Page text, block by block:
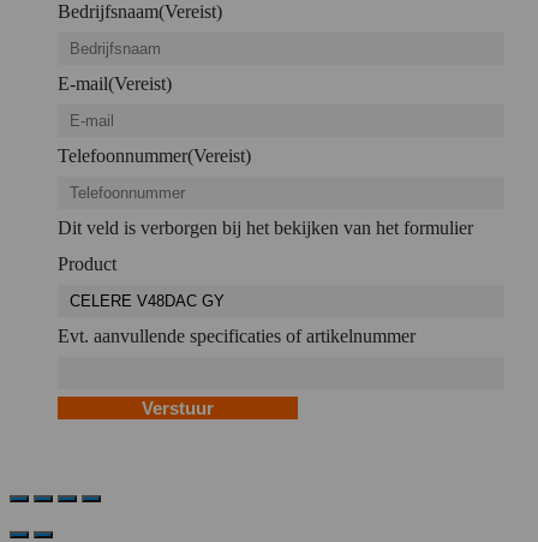
Bedrijfsnaam(Vereist)
E-mail(Vereist)
Telefoonnummer(Vereist)
Dit veld is verborgen bij het bekijken van het formulier
Product
Evt. aanvullende specificaties of artikelnummer